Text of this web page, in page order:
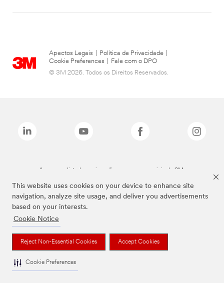
This website uses cookies on your device to enhance site
navigation, analyze site usage, and deliver you advertisements
based on your interests.
Cookie Notice
Reject Non-Essential Cookies Accept Cookies
Cookie Preferences
Apectos Legais Política de Privacidade
Cookie Preferences
Fale com o DPO
© 3M 2026. Todos os Direitos Reservados.
As marcas listadas a cima são marcas comerciais da 3M.